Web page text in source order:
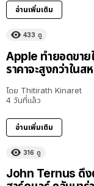
อ่านเพิ่มเติม
433 ดู
Apple ทำยอดขาย
ราคาจะสูงกว่าในส
โดย Thitirath Kinaret
4 วันที่แล้ว
อ่านเพิ่มเติม
316 ดู
John Ternus ดึง